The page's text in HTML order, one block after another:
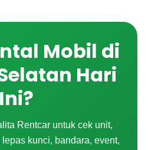
Mobil di
Hari
Ini?
Rentcar untuk cek unit,
kunci, bandara, event,